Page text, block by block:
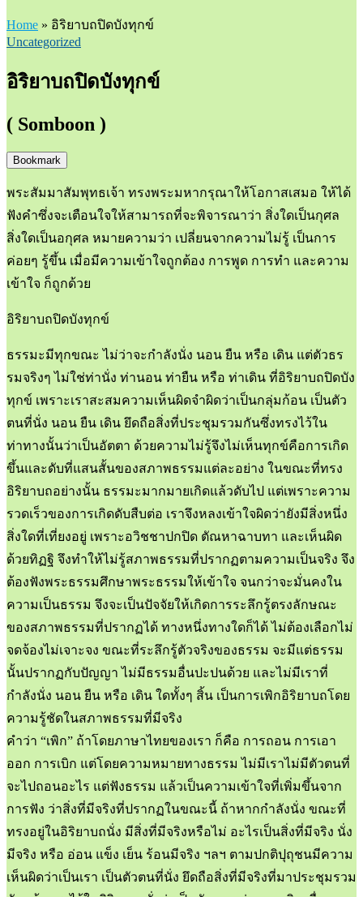
Home » อิริยาบถปิดบังทุกข์
Uncategorized
อิริยาบถปิดบังทุกข์
( Somboon )
Bookmark
พระสัมมาสัมพุทธเจ้า ทรงพระมหากรุณาให้โอกาสเสมอ ให้ได้
ฟังคำซึ่งจะเตือนใจให้สามารถที่จะพิจารณาว่า สิ่งใดเป็นกุศล
สิ่งใดเป็นอกุศล หมายความว่า เปลี่ยนจากความไม่รู้ เป็นการ
ค่อยๆ รู้ขึ้น เมื่อมีความเข้าใจถูกต้อง การพูด การทำ และความ
เข้าใจ ก็ถูกด้วย
อิริยาบถปิดบังทุกข์
ธรรมะมีทุกขณะ ไม่ว่าจะกำลังนั่ง นอน ยืน หรือ เดิน แต่ตัวธร
รมจริงๆ ไม่ใช่ท่านั่ง ท่านอน ท่ายืน หรือ ท่าเดิน ที่อิริยาบถปิดบัง
ทุกข์ เพราะเราสะสมความเห็นผิดจำผิดว่าเป็นกลุ่มก้อน เป็นตัว
ตนที่นั่ง นอน ยืน เดิน ยึดถือสิ่งที่ประชุมรวมกันซึ่งทรงไว้ใน
ท่าทางนั้นว่าเป็นอัตตา ด้วยความไม่รู้จึงไม่เห็นทุกข์คือการเกิด
ขึ้นและดับที่แสนสั้นของสภาพธรรมแต่ละอย่าง ในขณะที่ทรง
อิริยาบถอย่างนั้น ธรรมะมากมายเกิดแล้วดับไป แต่เพราะความ
รวดเร็วของการเกิดดับสืบต่อ เราจึงหลงเข้าใจผิดว่ายังมีสิ่งหนึ่ง
สิ่งใดที่เที่ยงอยู่ เพราะอวิชชาปกปิด ตัณหาฉาบทา และเห็นผิด
ด้วยทิฏฐิ จึงทำให้ไม่รู้สภาพธรรมที่ปรากฏตามความเป็นจริง จึง
ต้องฟังพระธรรมศึกษาพระธรรมให้เข้าใจ จนกว่าจะมั่นคงใน
ความเป็นธรรม จึงจะเป็นปัจจัยให้เกิดการระลึกรู้ตรงลักษณะ
ของสภาพธรรมที่ปรากฏได้ ทางหนึ่งทางใดก็ได้ ไม่ต้องเลือกไม่
จดจ้องไม่เจาะจง ขณะที่ระลึกรู้ตัวจริงของธรรม จะมีแต่ธรรม
นั้นปรากฏกับปัญญา ไม่มีธรรมอื่นปะปนด้วย และไม่มีเราที่
กำลังนั่ง นอน ยืน หรือ เดิน ใดทั้งๆ สิ้น เป็นการเพิกอิริยาบถโดย
ความรู้ชัดในสภาพธรรมที่มีจริง
คำว่า “เพิก” ถ้าโดยภาษาไทยของเรา ก็คือ การถอน การเอา
ออก การเบิก แต่โดยความหมายทางธรรม ไม่มีเราไม่มีตัวตนที่
จะไปถอนอะไร แต่ฟังธรรม แล้วเป็นความเข้าใจที่เพิ่มขึ้นจาก
การฟัง ว่าสิ่งที่มีจริงที่ปรากฏในขณะนี้ ถ้าหากกำลังนั่ง ขณะที่
ทรงอยู่ในอิริยาบถนั่ง มีสิ่งที่มีจริงหรือไม่ อะไรเป็นสิ่งที่มีจริง นั่ง
มีจริง หรือ อ่อน แข็ง เย็น ร้อนมีจริง ฯลฯ ตามปกติปุถุชนมีความ
เห็นผิดว่าเป็นเรา เป็นตัวตนที่นั่ง ยึดถือสิ่งที่มีจริงที่มาประชุมรวม